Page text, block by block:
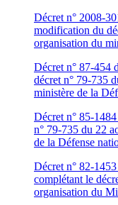
Décret n° 2008-
modification du
organisation du
Décret n° 87-454
décret n° 79-735
ministère de la
Décret n° 85-
n° 79-735 du 22
de la Défense
Décret n° 82-
complétant le
organisation du